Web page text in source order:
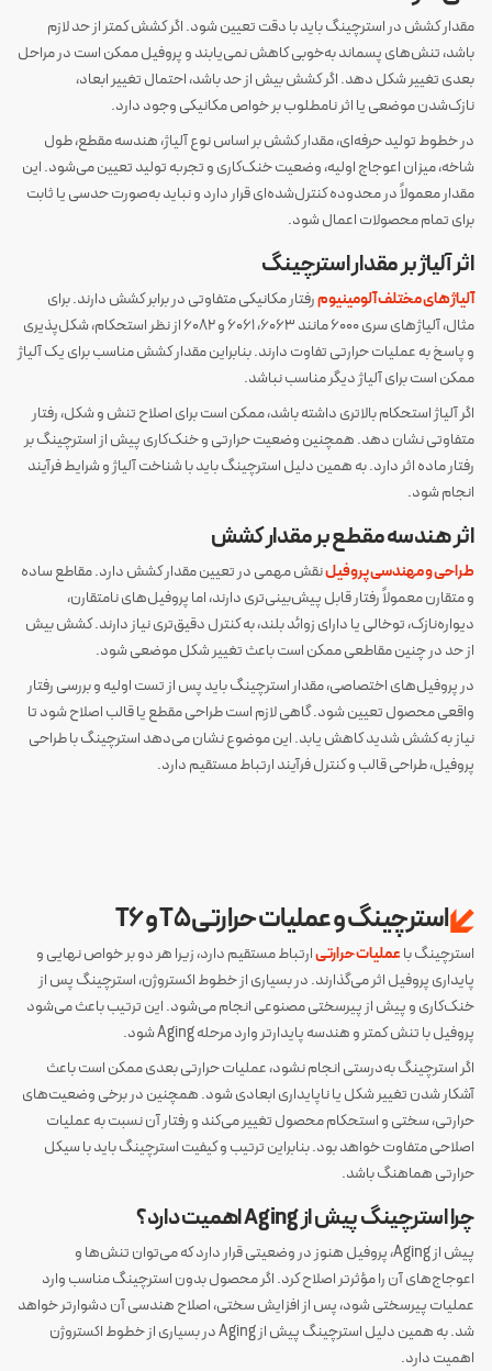
مقدار کشش در استرچینگ باید با دقت تعیین شود. اگر کشش کمتر از حد لازم
باشد، تنش‌های پسماند به‌خوبی کاهش نمی‌یابند و پروفیل ممکن است در مراحل
بعدی تغییر شکل دهد. اگر کشش بیش از حد باشد، احتمال تغییر ابعاد،
نازک‌شدن موضعی یا اثر نامطلوب بر خواص مکانیکی وجود دارد.
در خطوط تولید حرفه‌ای، مقدار کشش بر اساس نوع آلیاژ، هندسه مقطع، طول
شاخه، میزان اعوجاج اولیه، وضعیت خنک‌کاری و تجربه تولید تعیین می‌شود. این
مقدار معمولاً در محدوده کنترل‌شده‌ای قرار دارد و نباید به‌صورت حدسی یا ثابت
برای تمام محصولات اعمال شود.
اثر آلیاژ بر مقدار استرچینگ
آلیاژهای مختلف آلومینیومرفتار مکانیکی متفاوتی در برابر کشش دارند. برای
مثال، آلیاژهای سری 6000 مانند 6063، 6061 و 6082 از نظر استحکام، شکل‌پذیری
و پاسخ به عملیات حرارتی تفاوت دارند. بنابراین مقدار کشش مناسب برای یک آلیاژ
ممکن است برای آلیاژ دیگر مناسب نباشد.
اگر آلیاژ استحکام بالاتری داشته باشد، ممکن است برای اصلاح تنش و شکل، رفتار
متفاوتی نشان دهد. همچنین وضعیت حرارتی و خنک‌کاری پیش از استرچینگ بر
رفتار ماده اثر دارد. به همین دلیل استرچینگ باید با شناخت آلیاژ و شرایط فرآیند
انجام شود.
اثر هندسه مقطع بر مقدار کشش
طراحی و مهندسی پروفیلنقش مهمی در تعیین مقدار کشش دارد. مقاطع ساده
و متقارن معمولاً رفتار قابل پیش‌بینی‌تری دارند، اما پروفیل‌های نامتقارن،
دیواره‌نازک، توخالی یا دارای زوائد بلند، به کنترل دقیق‌تری نیاز دارند. کشش بیش
از حد در چنین مقاطعی ممکن است باعث تغییر شکل موضعی شود.
در پروفیل‌های اختصاصی، مقدار استرچینگ باید پس از تست اولیه و بررسی رفتار
واقعی محصول تعیین شود. گاهی لازم است طراحی مقطع یا قالب اصلاح شود تا
نیاز به کشش شدید کاهش یابد. این موضوع نشان می‌دهد استرچینگ با طراحی
پروفیل، طراحی قالب و کنترل فرآیند ارتباط مستقیم دارد.
استرچینگ و عملیات حرارتی T5 و T6
استرچینگ باعملیات حرارتیارتباط مستقیم دارد، زیرا هر دو بر خواص نهایی و
پایداری پروفیل اثر می‌گذارند. در بسیاری از خطوط اکستروژن، استرچینگ پس از
خنک‌کاری و پیش از پیرسختی مصنوعی انجام می‌شود. این ترتیب باعث می‌شود
پروفیل با تنش کمتر و هندسه پایدارتر وارد مرحله Aging شود.
اگر استرچینگ به‌درستی انجام نشود، عملیات حرارتی بعدی ممکن است باعث
آشکار شدن تغییر شکل یا ناپایداری ابعادی شود. همچنین در برخی وضعیت‌های
حرارتی، سختی و استحکام محصول تغییر می‌کند و رفتار آن نسبت به عملیات
اصلاحی متفاوت خواهد بود. بنابراین ترتیب و کیفیت استرچینگ باید با سیکل
حرارتی هماهنگ باشد.
چرا استرچینگ پیش از Aging اهمیت دارد؟
پیش از Aging، پروفیل هنوز در وضعیتی قرار دارد که می‌توان تنش‌ها و
اعوجاج‌های آن را مؤثرتر اصلاح کرد. اگر محصول بدون استرچینگ مناسب وارد
عملیات پیرسختی شود، پس از افزایش سختی، اصلاح هندسی آن دشوارتر خواهد
شد. به همین دلیل استرچینگ پیش از Aging در بسیاری از خطوط اکستروژن
اهمیت دارد.